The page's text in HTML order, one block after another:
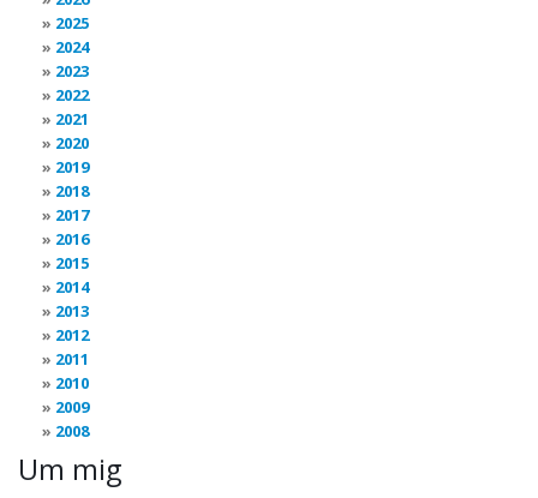
2025
2024
2023
2022
2021
2020
2019
2018
2017
2016
2015
2014
2013
2012
2011
2010
2009
2008
Um mig